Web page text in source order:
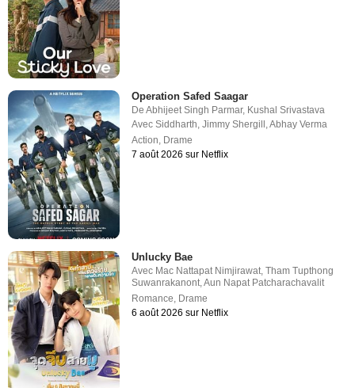
Operation Safed Saagar
DeAbhijeet Singh Parmar, Kushal Srivastava
AvecSiddharth,Jimmy Shergill ,Abhay Verma
Action, Drame
7 août 2026 sur Netflix
Unlucky Bae
Avec Mac Nattapat Nimjirawat,Tham Tupthong
Suwanrakanont,Aun Napat Patcharachavalit
Romance, Drame
6 août 2026 sur Netflix